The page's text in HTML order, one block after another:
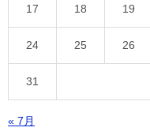
17 18 19
24 25 26
31
« 7月